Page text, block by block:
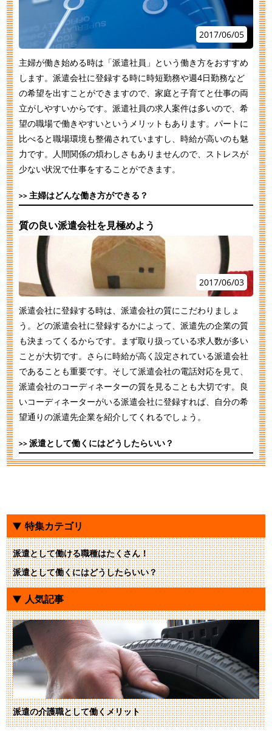
2017/06/05
主婦が働き始める時は「派遣社員」という働き方をおすすめ
します。派遣会社に登録する時に時短勤務や週4日勤務など
の希望を出すことができますので、家庭と子育てと仕事の両
立がしやすいからです。派遣社員の求人案件は多いので、希
望の職場で働きやすいというメリットもあります。パートに
比べると職場環境も整備されていますし、時給が高いのも魅
力です。人間関係の煩わしさもありませんので、ストレスが
少ない状況で仕事をすることができます。
主婦はどんな働き方ができる？
質の良い派遣会社を見極めよう
2017/06/03
派遣会社に登録する時は、派遣会社の質にこだわりましょ
う。どの派遣会社に登録するかによって、派遣先の企業の質
も決まってくるからです。まず取り扱っている求人数が多い
ことが大切です。さらに時給が高く設定されている派遣会社
であることも重要です。そして派遣会社の電話対応を見て、
派遣会社のコーディネーターの質を見ることも大切です。良
いコーディネーターがいる派遣会社に登録すれば、自分の希
望通りの派遣先企業を紹介してくれるでしょう。
派遣として働くにはどうしたらいい？
特集カテゴリ
派遣として働ける職種はたくさん！
派遣として働くにはどうしたらいい？
人気記事
派遣の介護職として働くメリット